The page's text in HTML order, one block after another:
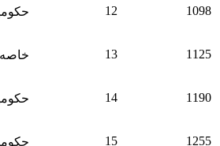
1098
12
1125
13 خاصه
1190
14
1255
15